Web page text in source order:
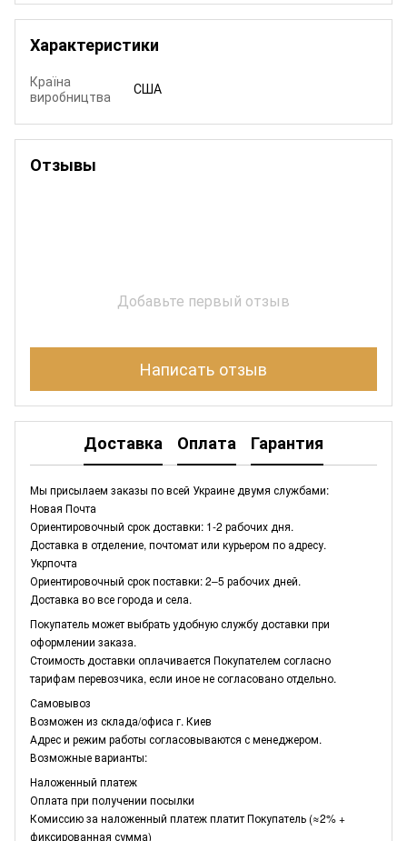
Характеристики
Країна
виробництва
США
Отзывы
Добавьте первый отзыв
Написать отзыв
Доставка Оплата Гарантия
Мы присылаем заказы по всей Украине двумя службами:
Новая Почта
Ориентировочный срок доставки: 1-2 рабочих дня.
Доставка в отделение, почтомат или курьером по адресу.
Укрпочта
Ориентировочный срок поставки: 2–5 рабочих дней.
Доставка во все города и села.
Покупатель может выбрать удобную службу доставки при
оформлении заказа.
Стоимость доставки оплачивается Покупателем согласно
тарифам перевозчика, если иное не согласовано отдельно.
Самовывоз
Возможен из склада/офиса г. Киев
Адрес и режим работы согласовываются с менеджером.
Возможные варианты:
Наложенный платеж
Оплата при получении посылки
Комиссию за наложенный платеж платит Покупатель (≈2% +
фиксированная сумма)